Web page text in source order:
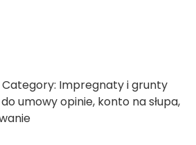
Category: Impregnaty i grunty
umowy opinie, konto na słupa,